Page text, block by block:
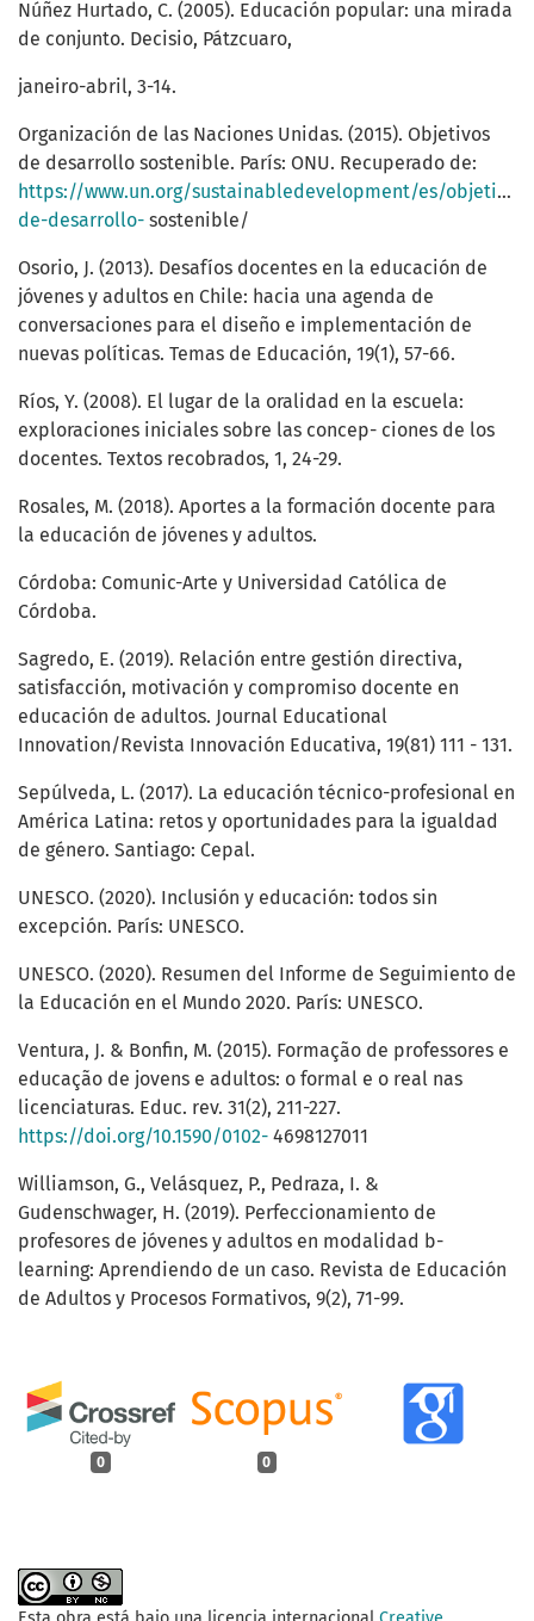
0 0
Núñez Hurtado, C. (2005). Educación popular: una mirada
de conjunto. Decisio, Pátzcuaro,
janeiro-abril, 3-14.
Organización de las Naciones Unidas. (2015). Objetivos
de desarrollo sostenible. París: ONU. Recuperado de:
https://www.un.org/sustainabledevelopment/es/objetivos-
de-desarrollo- sostenible/
Osorio, J. (2013). Desafíos docentes en la educación de
jóvenes y adultos en Chile: hacia una agenda de
conversaciones para el diseño e implementación de
nuevas políticas. Temas de Educación, 19(1), 57-66.
Ríos, Y. (2008). El lugar de la oralidad en la escuela:
exploraciones iniciales sobre las concep- ciones de los
docentes. Textos recobrados, 1, 24-29.
Rosales, M. (2018). Aportes a la formación docente para
la educación de jóvenes y adultos.
Córdoba: Comunic-Arte y Universidad Católica de
Córdoba.
Sagredo, E. (2019). Relación entre gestión directiva,
satisfacción, motivación y compromiso docente en
educación de adultos. Journal Educational
Innovation/Revista Innovación Educativa, 19(81) 111 - 131.
Sepúlveda, L. (2017). La educación técnico-profesional en
América Latina: retos y oportunidades para la igualdad
de género. Santiago: Cepal.
UNESCO. (2020). Inclusión y educación: todos sin
excepción. París: UNESCO.
UNESCO. (2020). Resumen del Informe de Seguimiento de
la Educación en el Mundo 2020. París: UNESCO.
Ventura, J. & Bonfin, M. (2015). Formação de professores e
educação de jovens e adultos: o formal e o real nas
licenciaturas. Educ. rev. 31(2), 211-227.
https://doi.org/10.1590/0102- 4698127011
Williamson, G., Velásquez, P., Pedraza, I. &
Gudenschwager, H. (2019). Perfeccionamiento de
profesores de jóvenes y adultos en modalidad b-
learning: Aprendiendo de un caso. Revista de Educación
de Adultos y Procesos Formativos, 9(2), 71-99.